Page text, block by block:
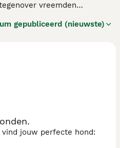
vreemden
gepubliceerd (nieuwste)
jouw perfecte hond: